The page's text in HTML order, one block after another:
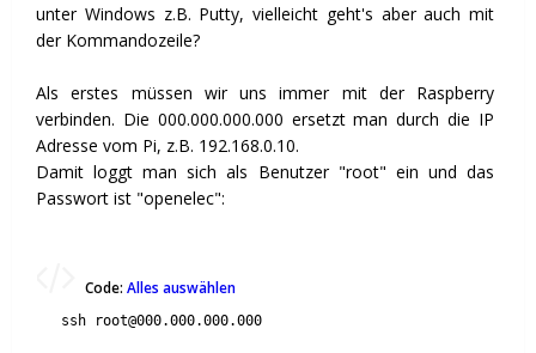
unter Windows z.B. Putty, vielleicht geht's aber auch mit
der Kommandozeile?
Als erstes müssen wir uns immer mit der Raspberry
verbinden. Die 000.000.000.000 ersetzt man durch die IP
Adresse vom Pi, z.B. 192.168.0.10.
Damit loggt man sich als Benutzer "root" ein und das
Passwort ist "openelec":
Code: Alles auswählen
ssh root@000.000.000.000